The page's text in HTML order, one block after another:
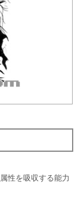
性を吸収する能力